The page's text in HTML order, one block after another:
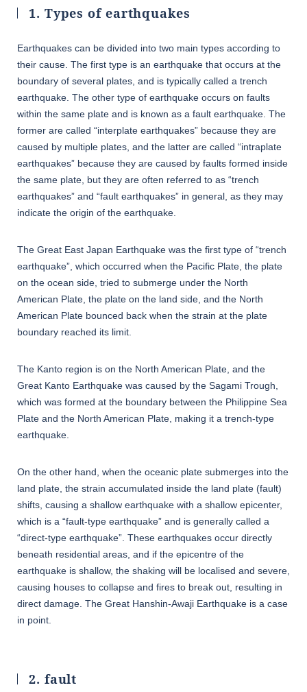
1. Types of earthquakes
Earthquakes can be divided into two main types according to
their cause. The first type is an earthquake that occurs at the
boundary of several plates, and is typically called a trench
earthquake. The other type of earthquake occurs on faults
within the same plate and is known as a fault earthquake. The
former are called “interplate earthquakes” because they are
caused by multiple plates, and the latter are called “intraplate
earthquakes” because they are caused by faults formed inside
the same plate, but they are often referred to as “trench
earthquakes” and “fault earthquakes” in general, as they may
indicate the origin of the earthquake.
The Great East Japan Earthquake was the first type of “trench
earthquake”, which occurred when the Pacific Plate, the plate
on the ocean side, tried to submerge under the North
American Plate, the plate on the land side, and the North
American Plate bounced back when the strain at the plate
boundary reached its limit.
The Kanto region is on the North American Plate, and the
Great Kanto Earthquake was caused by the Sagami Trough,
which was formed at the boundary between the Philippine Sea
Plate and the North American Plate, making it a trench-type
earthquake.
On the other hand, when the oceanic plate submerges into the
land plate, the strain accumulated inside the land plate (fault)
shifts, causing a shallow earthquake with a shallow epicenter,
which is a “fault-type earthquake” and is generally called a
“direct-type earthquake”. These earthquakes occur directly
beneath residential areas, and if the epicentre of the
earthquake is shallow, the shaking will be localised and severe,
causing houses to collapse and fires to break out, resulting in
direct damage. The Great Hanshin-Awaji Earthquake is a case
in point.
2. fault